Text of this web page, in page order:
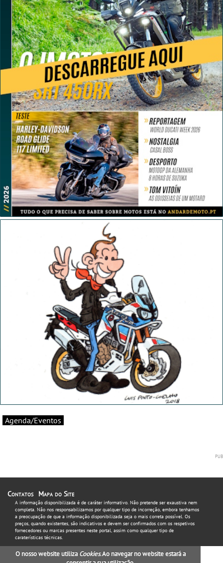
Agenda/Eventos
Contatos Mapa do Site
A informação disponibilizada é de caráter informativo. Não pretende ser exaustiva nem
completa. Não nos responsabilizamos por qualquer tipo de incorreção, embora tenhamos
a preocupação de que a informação disponibilizada seja o mais correta possível. Os
preços, quando existentes, são indicativos e devem ser confirmados com os respetivos
fornecedores ou marcas presentes neste portal, assim como qualquer tipo de
caraterísticas técnicas.
O nosso website utiliza Cookies. Ao navegar no website estará a